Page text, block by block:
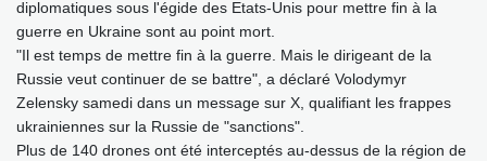
diplomatiques sous l'égide des Etats-Unis pour mettre fin à la
guerre en Ukraine sont au point mort.
"Il est temps de mettre fin à la guerre. Mais le dirigeant de la
Russie veut continuer de se battre", a déclaré Volodymyr
Zelensky samedi dans un message sur X, qualifiant les frappes
ukrainiennes sur la Russie de "sanctions".
Plus de 140 drones ont été interceptés au-dessus de la région de